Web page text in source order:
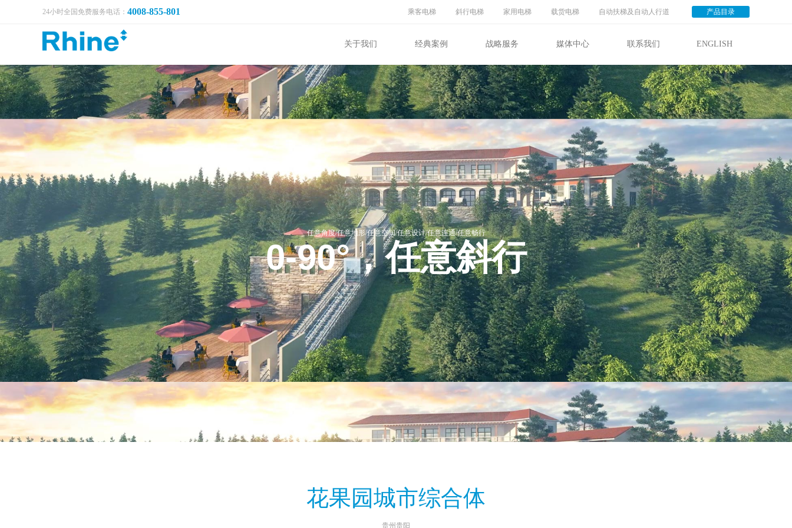
24小时全国免费服务电话： 4008-855-801 乘客电梯 斜行电梯 家用电梯 载货电梯 自动扶梯及自动人行道 产品目录
关于我们 经典案例 战略服务 媒体中心 联系我们 ENGLISH
任意角度/任意地形/任意空间/任意设计/任意连通/任意畅行
0-90°，任意斜行
花果园城市综合体
贵州贵阳